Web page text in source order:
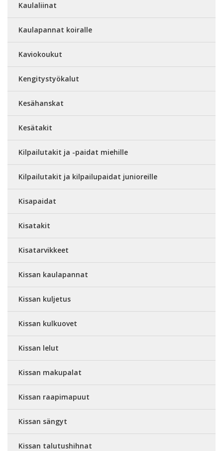
Kaulaliinat
Kaulapannat koiralle
Kaviokoukut
Kengitystyökalut
Kesähanskat
Kesätakit
Kilpailutakit ja -paidat miehille
Kilpailutakit ja kilpailupaidat junioreille
Kisapaidat
Kisatakit
Kisatarvikkeet
Kissan kaulapannat
Kissan kuljetus
Kissan kulkuovet
Kissan lelut
Kissan makupalat
Kissan raapimapuut
Kissan sängyt
Kissan talutushihnat